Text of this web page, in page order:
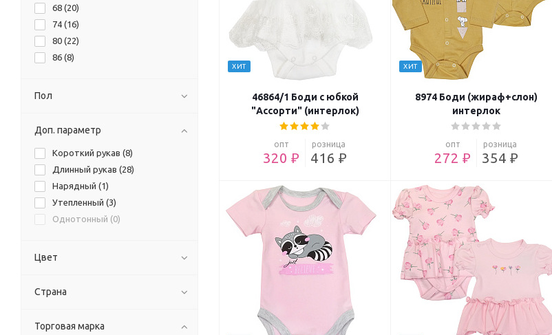
ХИТ
46864/1 Боди с юбкой
"Ассорти" (интерлок)
опт
320 ₽
розница
416 ₽
ХИТ
8974 Боди (жираф+слон)
интерлок
опт
272 ₽
розница
354 ₽
68 (20)
74 (16)
80 (22)
86 (8)
Пол
Доп. параметр
Короткий рукав (8)
Длинный рукав (28)
Нарядный (1)
Утепленный (3)
Однотонный (0)
Цвет
Страна
Торговая марка